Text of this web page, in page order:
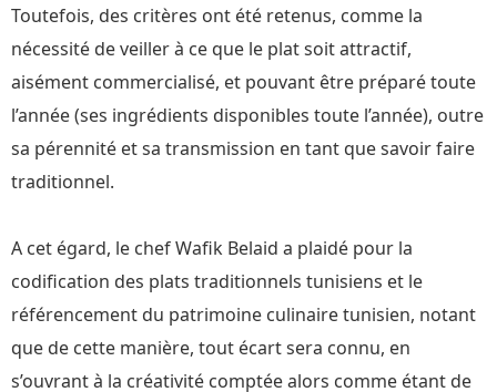
Toutefois, des critères ont été retenus, comme la
nécessité de veiller à ce que le plat soit attractif,
aisément commercialisé, et pouvant être préparé toute
l’année (ses ingrédients disponibles toute l’année), outre
sa pérennité et sa transmission en tant que savoir faire
traditionnel.
A cet égard, le chef Wafik Belaid a plaidé pour la
codification des plats traditionnels tunisiens et le
référencement du patrimoine culinaire tunisien, notant
que de cette manière, tout écart sera connu, en
s’ouvrant à la créativité comptée alors comme étant de